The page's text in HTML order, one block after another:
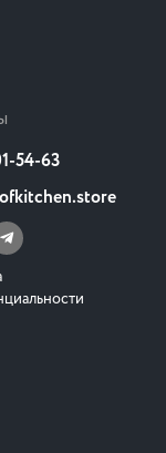
54-63